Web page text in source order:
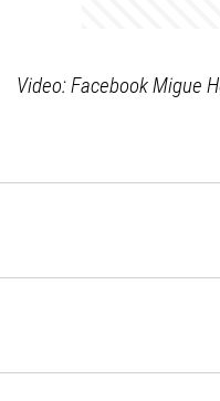
Video: Facebook Migue